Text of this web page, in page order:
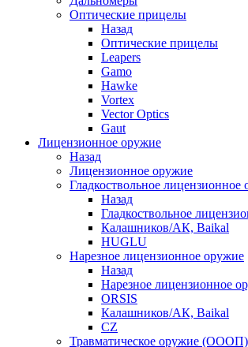
Оптические прицелы
Назад
Оптические прицелы
Leapers
Gamo
Hawke
Vortex
Vector Optics
Gaut
Лицензионное оружие
Назад
Лицензионное оружие
Гладкоствольное лицензионное
Назад
Гладкоствольное
Калашников/АК, Baikal
HUGLU
Нарезное лицензионное оружие
Назад
Нарезное лицензионное
ORSIS
Калашников/АК, Baikal
CZ
Травматическое оружие (ОООП)